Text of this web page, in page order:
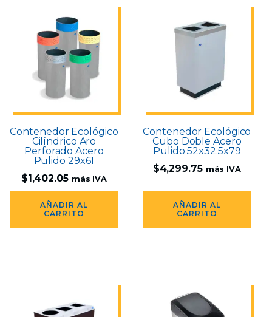
Contenedor Ecológico
Cilíndrico Aro
Perforado Acero
Pulido 29x61
$1,402.05 más IVA
AÑADIR AL
CARRITO
Contenedor Ecológico
Cubo Doble Acero
Pulido 52x32.5x79
$4,299.75 más IVA
AÑADIR AL
CARRITO